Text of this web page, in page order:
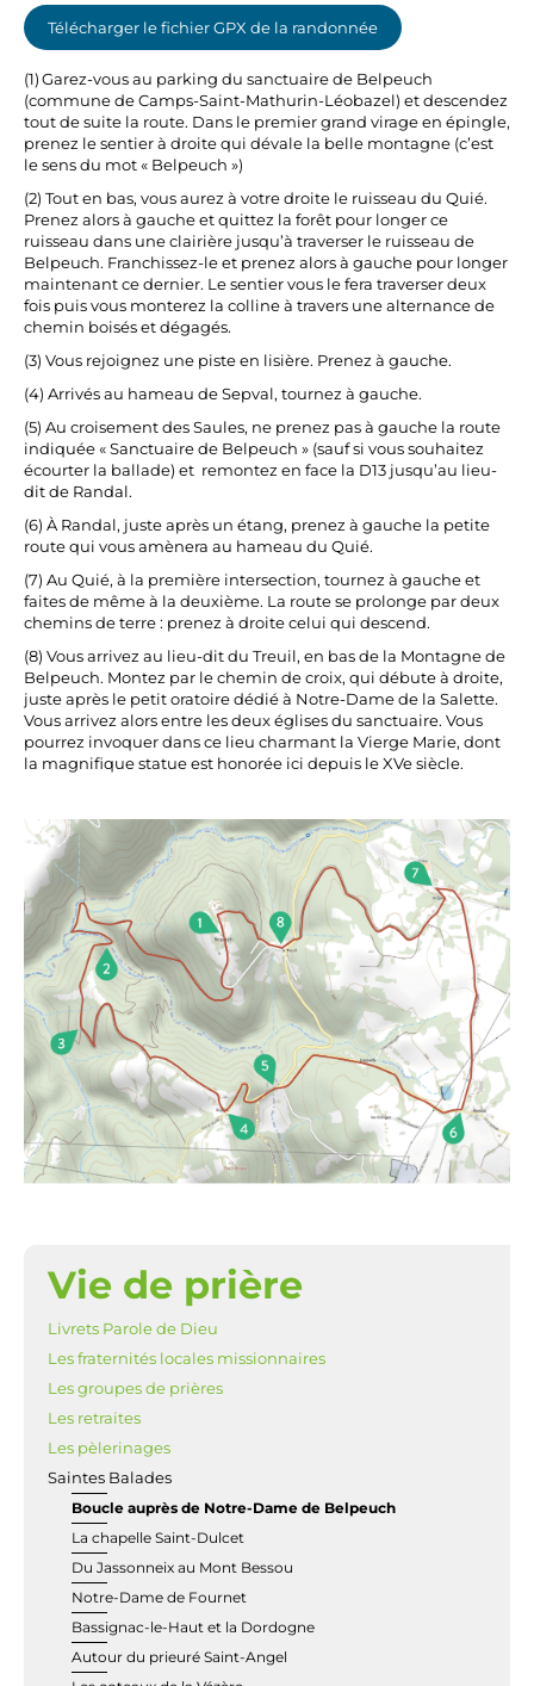
Télécharger le fichier GPX de la randonnée
(1) Garez-vous au parking du sanctuaire de Belpeuch
(commune de Camps-Saint-Mathurin-Léobazel) et descendez
tout de suite la route. Dans le premier grand virage en épingle,
prenez le sentier à droite qui dévale la belle montagne (c’est
le sens du mot « Belpeuch »)
(2) Tout en bas, vous aurez à votre droite le ruisseau du Quié.
Prenez alors à gauche et quittez la forêt pour longer ce
ruisseau dans une clairière jusqu’à traverser le ruisseau de
Belpeuch. Franchissez-le et prenez alors à gauche pour longer
maintenant ce dernier. Le sentier vous le fera traverser deux
fois puis vous monterez la colline à travers une alternance de
chemin boisés et dégagés.
(3) Vous rejoignez une piste en lisière. Prenez à gauche.
(4) Arrivés au hameau de Sepval, tournez à gauche.
(5) Au croisement des Saules, ne prenez pas à gauche la route
indiquée « Sanctuaire de Belpeuch » (sauf si vous souhaitez
écourter la ballade) et remontez en face la D13 jusqu’au lieu-
dit de Randal.
(6) À Randal, juste après un étang, prenez à gauche la petite
route qui vous amènera au hameau du Quié.
(7) Au Quié, à la première intersection, tournez à gauche et
faites de même à la deuxième. La route se prolonge par deux
chemins de terre : prenez à droite celui qui descend.
(8) Vous arrivez au lieu-dit du Treuil, en bas de la Montagne de
Belpeuch. Montez par le chemin de croix, qui débute à droite,
juste après le petit oratoire dédié à Notre-Dame de la Salette.
Vous arrivez alors entre les deux églises du sanctuaire. Vous
pourrez invoquer dans ce lieu charmant la Vierge Marie, dont
la magnifique statue est honorée ici depuis le XVe siècle.
NAVIGATION
Vie de prière
Livrets Parole de Dieu
Les fraternités locales missionnaires
Les groupes de prières
Les retraites
Les pèlerinages
Saintes Balades
Boucle auprès de Notre-Dame de Belpeuch
La chapelle Saint-Dulcet
Du Jassonneix au Mont Bessou
Notre-Dame de Fournet
Bassignac-le-Haut et la Dordogne
Autour du prieuré Saint-Angel